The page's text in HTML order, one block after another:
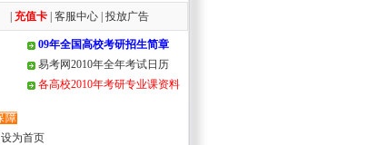
充值卡 客服中心 投放广告
09年全国高校考研招生简章
易考网2010年全年考试日历
各高校2010年考研专业课资料
障
设为首页